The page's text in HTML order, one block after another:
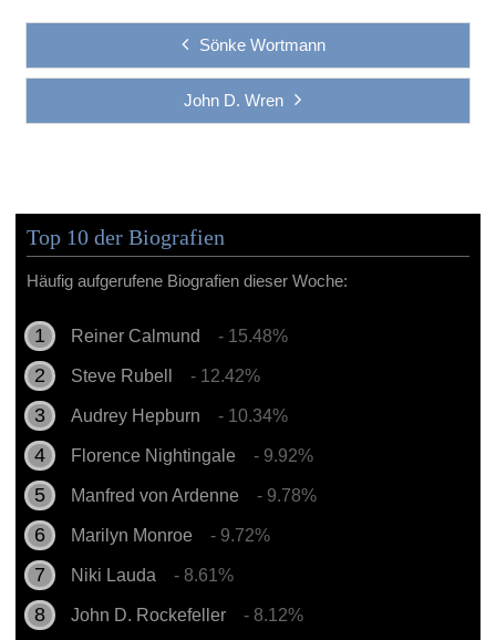
Sönke Wortmann
John D. Wren
Top 10 der Biografien
Häufig aufgerufene Biografien dieser Woche:
Reiner Calmund - 15.48%
Steve Rubell - 12.42%
Audrey Hepburn - 10.34%
Florence Nightingale - 9.92%
Manfred von Ardenne - 9.78%
Marilyn Monroe - 9.72%
Niki Lauda - 8.61%
John D. Rockefeller - 8.12%